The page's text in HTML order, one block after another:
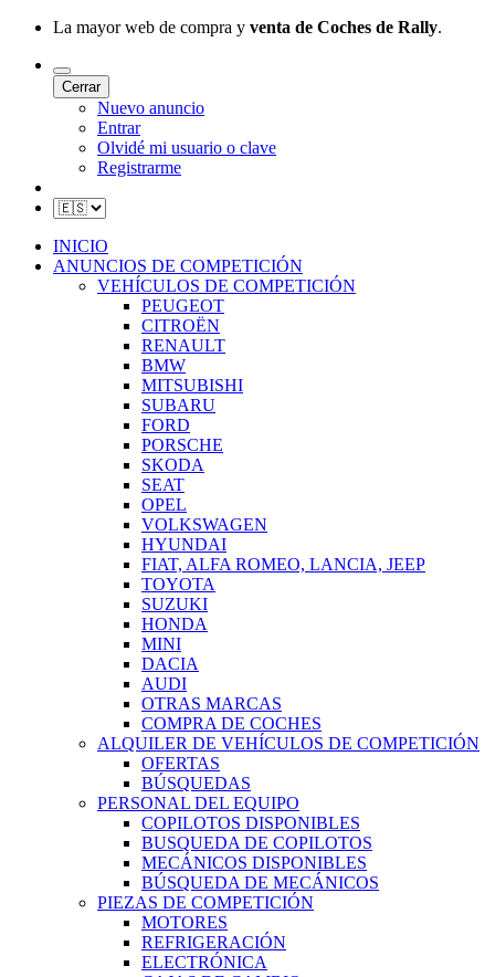
La mayor web de compra y venta de Coches de Rally.
Cerrar
Nuevo anuncio
Entrar
Olvidé mi usuario o clave
Registrarme
INICIO
ANUNCIOS DE COMPETICIÓN
VEHÍCULOS DE COMPETICIÓN
PEUGEOT
CITROËN
RENAULT
BMW
MITSUBISHI
SUBARU
FORD
PORSCHE
SKODA
SEAT
OPEL
VOLKSWAGEN
HYUNDAI
FIAT, ALFA ROMEO, LANCIA, JEEP
TOYOTA
SUZUKI
HONDA
MINI
DACIA
AUDI
OTRAS MARCAS
COMPRA DE COCHES
ALQUILER DE VEHÍCULOS DE COMPETICIÓN
OFERTAS
BÚSQUEDAS
PERSONAL DEL EQUIPO
COPILOTOS DISPONIBLES
BUSQUEDA DE COPILOTOS
MECÁNICOS DISPONIBLES
BÚSQUEDA DE MECÁNICOS
PIEZAS DE COMPETICIÓN
MOTORES
REFRIGERACIÓN
ELECTRÓNICA